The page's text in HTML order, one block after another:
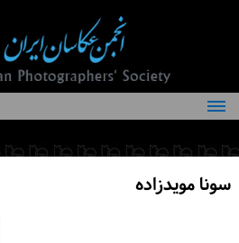
درباره انجمن
کمیته‌های انجمن
سونا مویدزاده